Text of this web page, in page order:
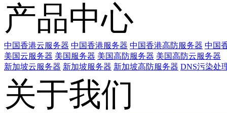
产品中心
中国香港云服务器 中国香港服务器 中国香港高防服务器 中国
美国云服务器 美国服务器 美国高防服务器 美国高防云服务器
新加坡云服务器 新加坡服务器 新加坡高防服务器 DNS污染处
关于我们